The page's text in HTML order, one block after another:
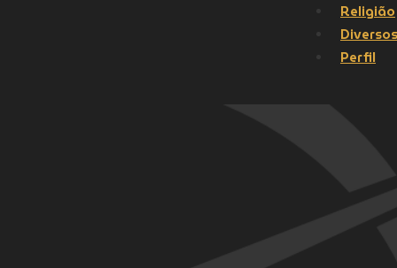
Religião
Diversos
Perfil